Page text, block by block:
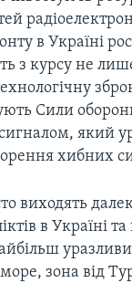
в Україні
з курсу не
Сили
який
хибних
виходять
в Україні
зона від